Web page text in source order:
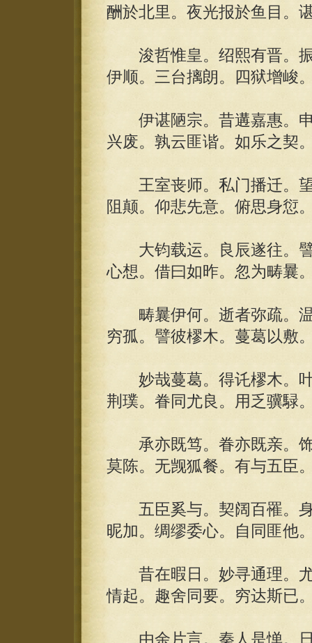
酬於北里。夜光报於鱼目。
浚哲惟皇。绍熙有晋。振
伊顺。三台摛朗。四狱增峻
伊谌陋宗。昔遘嘉惠。申
兴废。孰云匪谐。如乐之契
王室丧师。私门播迁。望
阻颠。仰悲先意。俯思身愆
大钧载运。良辰遂往。譬
心想。借曰如昨。忽为畴曩
畴曩伊何。逝者弥疏。温
穷孤。譬彼樛木。蔓葛以敷
妙哉蔓葛。得讬樛木。叶
荆璞。眷同尤良。用乏骥騄
承亦既笃。眷亦既亲。饰
莫陈。无觊狐餐。有与五臣
五臣奚与。契阔百罹。身
昵加。绸缪委心。自同匪他
昔在暇日。妙寻通理。尤
情起。趣舍同要。穷达斯已
由余片言。秦人是惮。日